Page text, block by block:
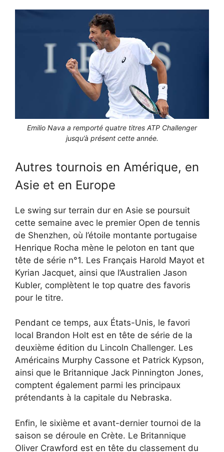
Emilio Nava a remporté quatre titres ATP Challenger
jusqu’à présent cette année.
Autres tournois en Amérique, en
Asie et en Europe
Le swing sur terrain dur en Asie se poursuit
cette semaine avec le premier Open de tennis
de Shenzhen, où l’étoile montante portugaise
Henrique Rocha mène le peloton en tant que
tête de série n°1. Les Français Harold Mayot et
Kyrian Jacquet, ainsi que l’Australien Jason
Kubler, complètent le top quatre des favoris
pour le titre.
Pendant ce temps, aux États-Unis, le favori
local Brandon Holt est en tête de série de la
deuxième édition du Lincoln Challenger. Les
Américains Murphy Cassone et Patrick Kypson,
ainsi que le Britannique Jack Pinnington Jones,
comptent également parmi les principaux
prétendants à la capitale du Nebraska.
Enfin, le sixième et avant-dernier tournoi de la
saison se déroule en Crète. Le Britannique
Oliver Crawford est en tête du classement du